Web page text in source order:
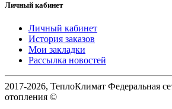
Личный кабинет
Личный кабинет
История заказов
Мои закладки
Рассылка новостей
2017-2026, ТеплоКлимат Федеральная
отопления ©